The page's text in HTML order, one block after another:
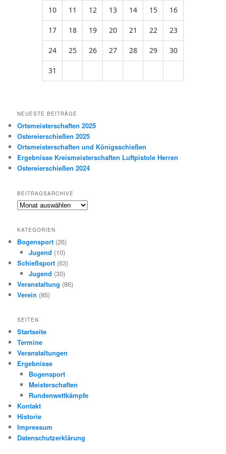
10 11 12 13 14 15 16
17 18 19 20 21 22 23
24 25 26 27 28 29 30
31
NEUESTE BEITRÄGE
Ortsmeisterschaften 2025
Ostereierschießen 2025
Ortsmeisterschaften und Königsschießen
Ergebnisse Kreismeisterschaften Luftpistole Herren
Ostereierschießen 2024
BEITRAGSARCHIVE
Beitragsarchive
KATEGORIEN
Bogensport (26)
Jugend (10)
Schießsport (63)
Jugend (30)
Veranstaltung (86)
Verein (85)
SEITEN
Startseite
Termine
Veranstaltungen
Ergebnisse
Bogensport
Meisterschaften
Rundenwettkämpfe
Kontakt
Historie
Impressum
Datenschutzerklärung